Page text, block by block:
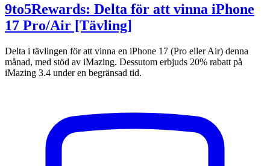
9to5Rewards: Delta för att vinna iPhone
17 Pro/Air [Tävling]
Delta i tävlingen för att vinna en iPhone 17 (Pro eller Air) denna
månad, med stöd av iMazing. Dessutom erbjuds 20% rabatt på
iMazing 3.4 under en begränsad tid.